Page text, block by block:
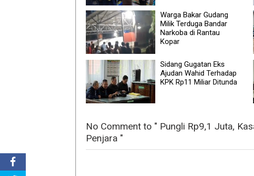
Warga Bakar Gudang
Milik Terduga Bandar
Narkoba di Rantau
Kopar
Sidang Gugatan Eks
Ajudan Wahid Terhadap
KPK Rp11 Miliar Ditunda
No Comment to " Pungli Rp9,1 Juta,
Penjara "